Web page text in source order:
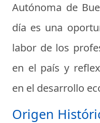
Autónoma de
día es una
labor de los
en el país y
en el desarrollo
Origen